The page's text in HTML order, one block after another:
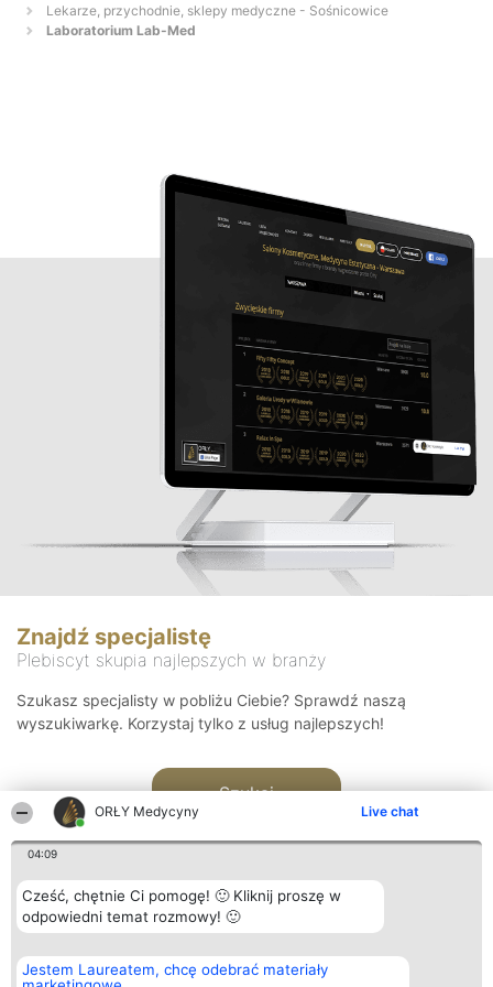
ORŁY Medycyny Live chat
04:09
Cześć, chętnie Ci pomogę! 🙂 Kliknij proszę w
odpowiedni temat rozmowy! 🙂
Jestem Laureatem, chcę odebrać materiały
Lekarze, przychodnie, sklepy medyczne - Sośnicowice
Laboratorium Lab-Med
Znajdź specjalistę
Plebiscyt skupia najlepszych w branży
Szukasz specjalisty w pobliżu Ciebie? Sprawdź naszą
wyszukiwarkę. Korzystaj tylko z usług najlepszych!
Szukaj
Organizator plebiscytu
Bright Side Solutions sp. z o.
Plebiscyt
Laureaci
Kontakt
Kontakt